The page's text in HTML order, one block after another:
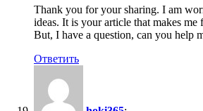
Thank you for your sharing. I am
ideas. It is your article that makes
But, I have a question, can you help
Ответить